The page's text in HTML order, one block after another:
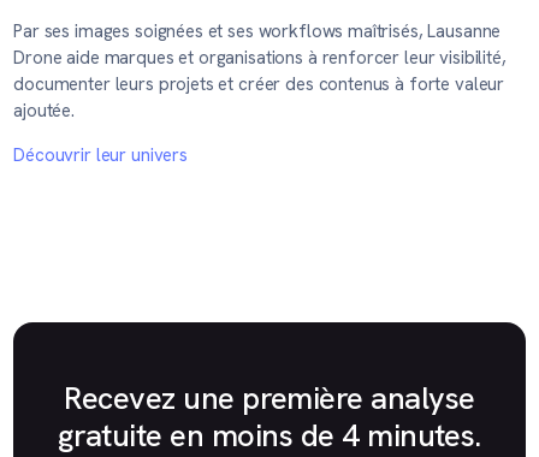
Par ses images soignées et ses workflows maîtrisés, Lausanne
Drone aide marques et organisations à renforcer leur visibilité,
documenter leurs projets et créer des contenus à forte valeur
ajoutée.
Découvrir leur univers
Recevez une première analyse
gratuite en moins de 4 minutes.